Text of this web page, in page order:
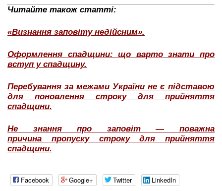
Читайте також статті:
«Визнання заповіту недійсним».
Оформлення спадщини: що варто знати про
вступ у спадщину.
Перебування за межами України не є підставою
для поновлення строку для прийняття
спадщини.
Не знання про заповіт — поважна
причина пропуску строку для прийняття
спадщини.
Facebook Google+ Twitter LinkedIn